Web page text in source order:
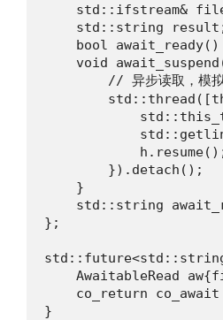
std::ifstream&
std::string
bool
void
// 异步读取，模
        }).detach();
    }
std::string
};
AwaitableRead
co_return co_await
}